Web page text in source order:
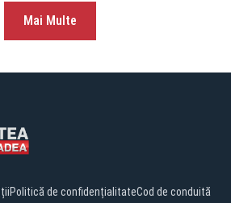
Mai Multe
Politică de confidențialitateCod de conduită